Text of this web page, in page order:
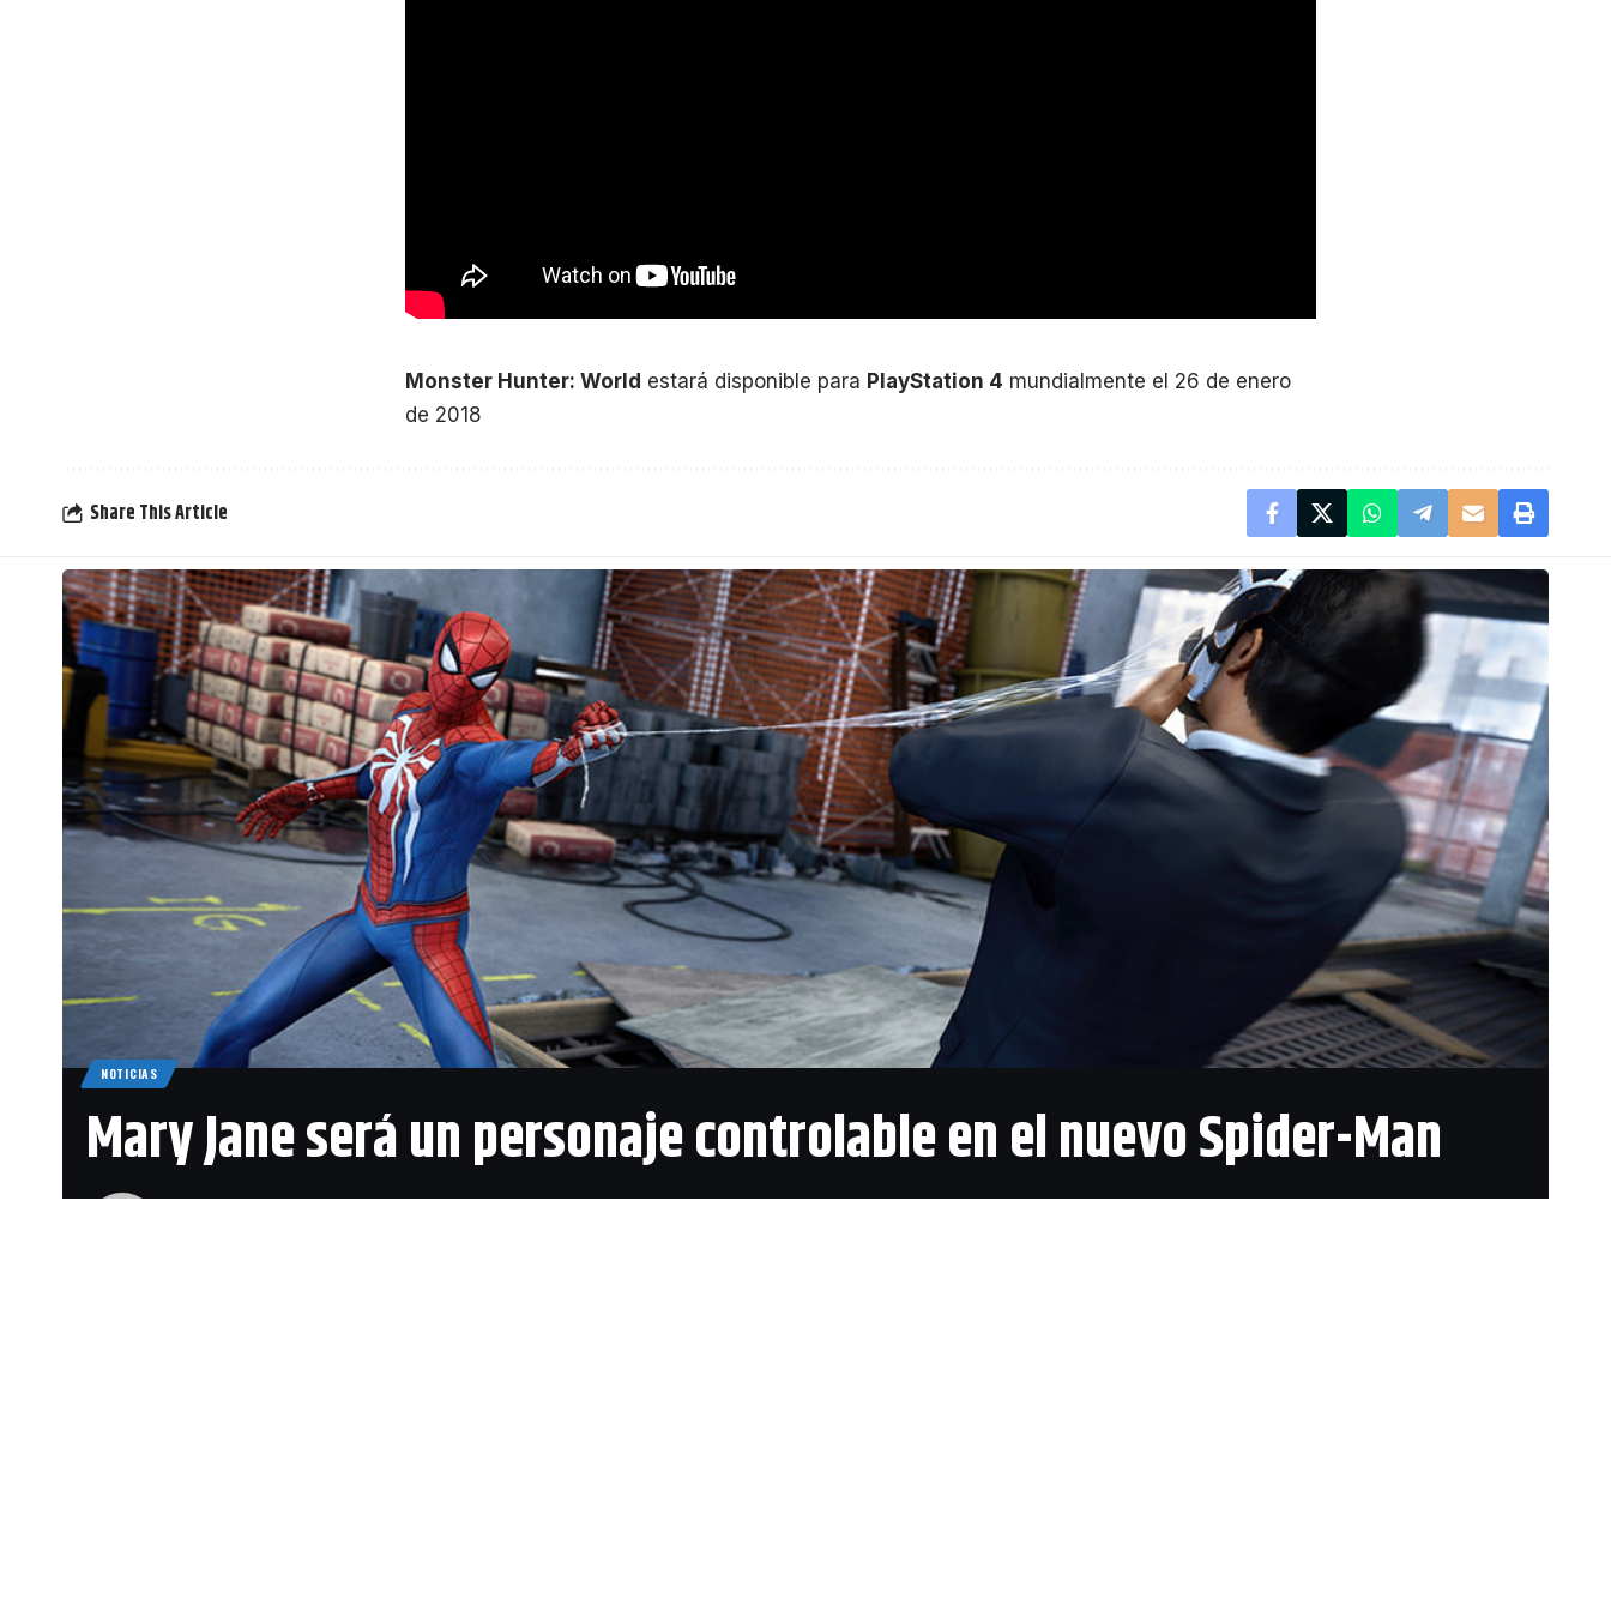
Monster Hunter: World estará disponible para PlayStation 4 mundialmente el 26 de enero
de 2018
Share This Article
NOTICIAS
Mary Jane será un personaje controlable en el nuevo Spider-Man